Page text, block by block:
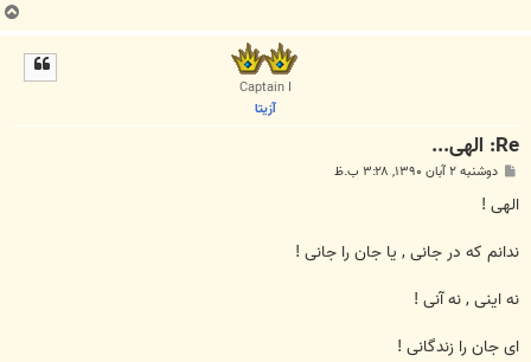
ب
ا
Captain I
آزیتا
Re: الهی...
پ
ت
دوشنبه ۲ آبان ۱۳۹۰, ۳:۲۸ ب.ظ
الهی !
ندانم که در جانی , یا جان را جانی !
نه اینی , نه آنی !
ای جان را زندگانی !